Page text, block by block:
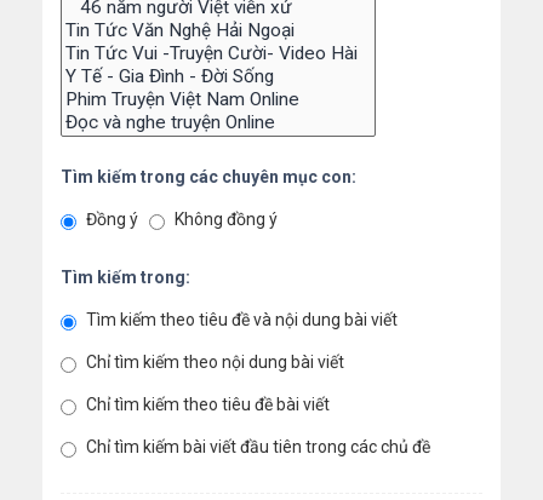
Tìm kiếm trong các chuyên mục con:
Đồng ý Không đồng ý
Tìm kiếm trong:
Tìm kiếm theo tiêu đề và nội dung bài viết
Chỉ tìm kiếm theo nội dung bài viết
Chỉ tìm kiếm theo tiêu đề bài viết
Chỉ tìm kiếm bài viết đầu tiên trong các chủ đề